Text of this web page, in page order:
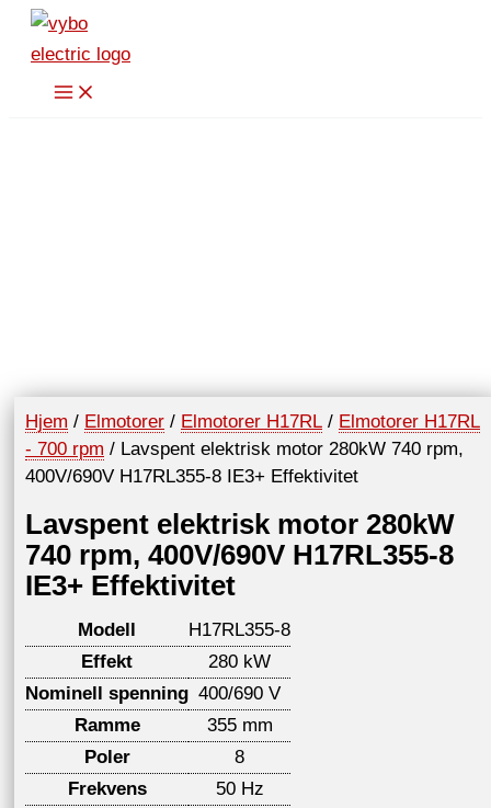
Hopp
rett
Hjem / Elmotorer / Elmotorer H17RL / Elmotorer H17RL
- 700 rpm / Lavspent elektrisk motor 280kW 740 rpm,
400V/690V H17RL355-8 IE3+ Effektivitet
Lavspent elektrisk motor 280kW
740 rpm, 400V/690V H17RL355-8
IE3+ Effektivitet
Modell
H17RL355-8
Effekt
280 kW
Nominell spenning 400/690 V
Ramme
355 mm
Poler
8
Frekvens
50 Hz